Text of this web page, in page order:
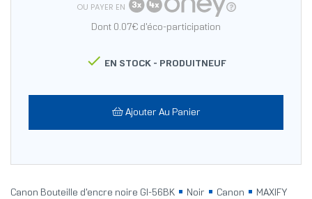
OU PAYER EN
Dont 0.07€ d'éco-participation
 EN STOCK - PRODUITNEUF
Ajouter Au Panier
Canon Bouteille d'encre noire GI-56BK Noir Canon
MAXIFY